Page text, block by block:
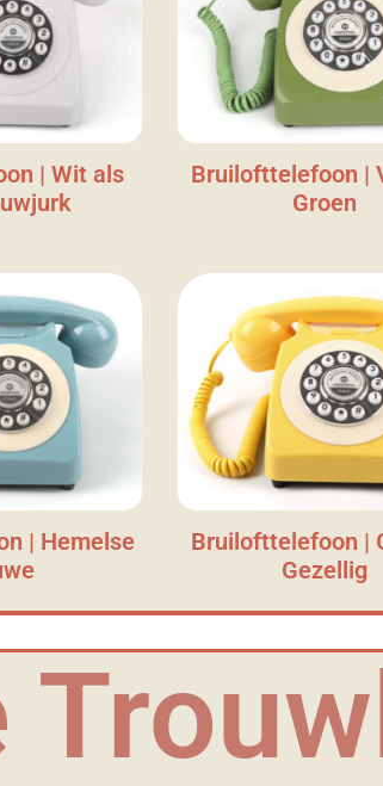
| Wit als
Bruilofttelefoon |
Groen
| Hemelse
Bruilofttelefoon |
Gezellig